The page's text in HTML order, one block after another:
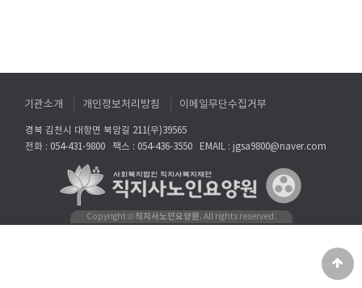
기관소개 개인정보처리방침 이메일무단수집거부
경북 김천시 대항면 북암길 211(우)39565
전화 : 054-431-9800
팩스 : 054-436-3550 EMAIL : jgsa9800@naver.com
Copyright © 직지사노인요양원.All rights reserved.